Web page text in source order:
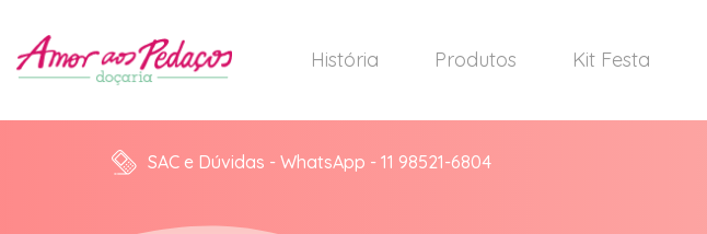
História Produtos Kit Festa
SAC e Dúvidas - WhatsApp - 11 98521-6804